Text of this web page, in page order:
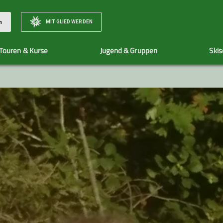
MITGLIED WERDEN
Unser Team
Vorstand und Beirat
Tourenleiter*innen
Jugendleiter*innen
Skischule
Wir stellen uns vor
Veranstaltungen
& Kurse
Organisatorisches zu Touren
Jugend & Gruppen
Team